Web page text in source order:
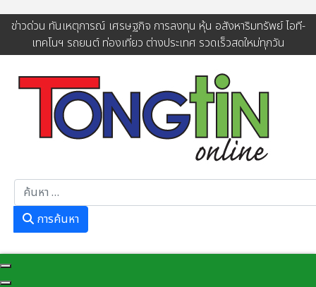
ข่าวด่วน ทันเหตุการณ์ เศรษฐกิจ การลงทุน หุ้น อสังหาริมทรัพย์ ไอที-
เทคโนฯ รถยนต์ ท่องเที่ยว ต่างประเทศ รวดเร็วสดใหม่ทุกวัน
การค้นหา